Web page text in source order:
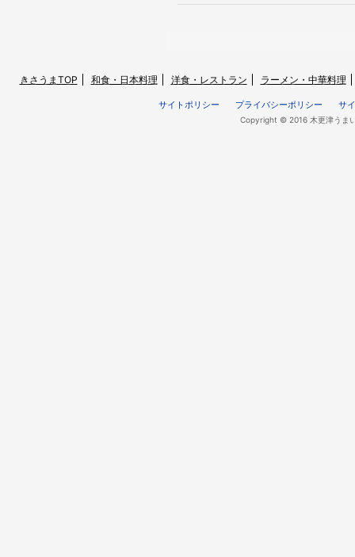
きさうまTOP 和食・日本料理 洋食・レストラン ラーメン・中華料理
サイトポリシー プライバシーポリシー サ
Copyright © 2016 木更津うま